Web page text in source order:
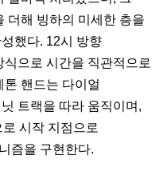
더해 빙하의 미세한 층을
했다. 12시 방향
으로 시간을 직관적으로
톤 핸드는 다이얼
트랙을 따라 움직이며,
시작 지점으로
즘을 구현한다.